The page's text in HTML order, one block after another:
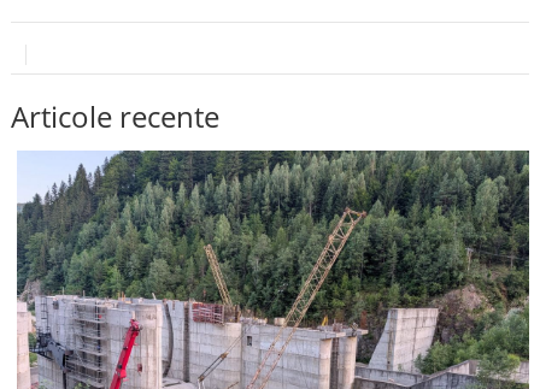
Articole recente